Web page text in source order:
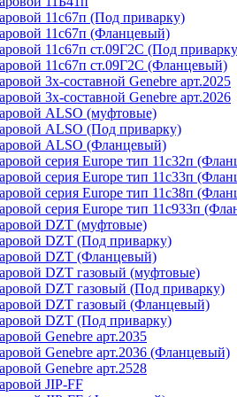
11с67п (Под приварку)
11с67п (Фланцевый)
11с67п ст.09Г2С (Под
11с67п ст.09Г2С (Фланцевый)
3х-составной Genebre арт.2025
3х-составной Genebre арт.2026
ALSO (муфтовые)
ALSO (Под приварку)
ALSO (Фланцевый)
cерия Europe тип 11с32п
cерия Europe тип 11с33п
cерия Europe тип 11с38п
cерия Europe тип 11с933п
DZT (муфтовые)
DZT (Под приварку)
DZT (Фланцевый)
DZT газовый (муфтовые)
DZT газовый (Под приварку)
DZT газовый (Фланцевый)
DZТ (Под приварку)
Genebre арт.2035
Genebre арт.2036 (Фланцевый)
Genebre арт.2528
JIP-FF